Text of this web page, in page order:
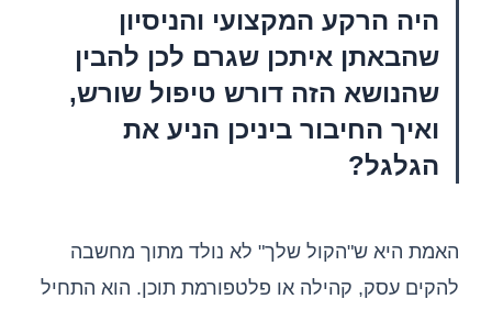
היה הרקע המקצועי והניסיון
שהבאתן איתכן שגרם לכן להבין
שהנושא הזה דורש טיפול שורש,
ואיך החיבור ביניכן הניע את
הגלגל?
האמת היא ש"הקול שלך" לא נולד מתוך מחשבה
להקים עסק, קהילה או פלטפורמת תוכן. הוא התחיל